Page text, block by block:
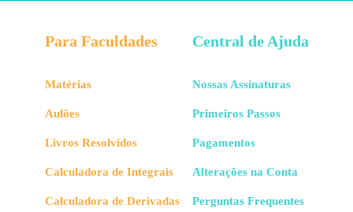
Para Faculdades
Matérias
Aulões
Livros Resolvidos
Calculadora de Integrais
Calculadora de Derivadas
Central de Ajuda
Nossas Assinaturas
Primeiros Passos
Pagamentos
Alterações na Conta
Perguntas Frequentes